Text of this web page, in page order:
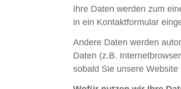
Ihre Daten werden zum
in ein Kontaktformular
Andere Daten werden
Daten (z.B.
sobald Sie unsere Website